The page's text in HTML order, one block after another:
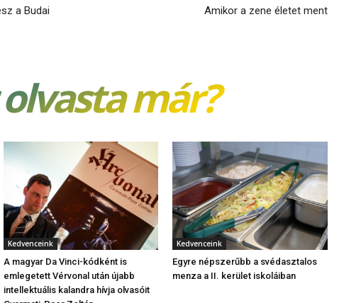
a Budai
Amikor a zene életet ment
már?
Kedvenceink
A magyar Da Vinci-kódként is
emlegetett Vérvonal után újabb
intellektuális kalandra hívja olvasóit
Kedvenceink
Egyre népszerűbb a svédasztalos
menza a II. kerület iskoláiban